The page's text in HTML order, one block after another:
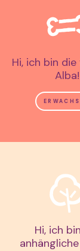
Hi, ich bin
Alba!
Hi, ich